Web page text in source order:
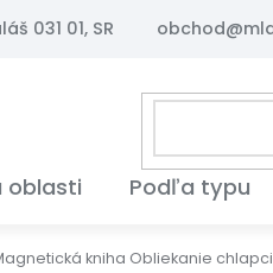
031 01, SR
oblasti Podľa typu
kniha Obliekanie chlapci